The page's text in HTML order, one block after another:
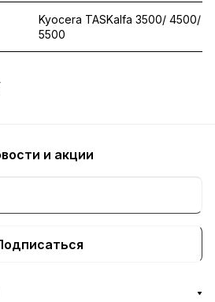
Kyocera TASKalfa 3500/ 4500/
5500
и акции